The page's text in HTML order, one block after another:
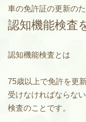
車の免許証の更新の
認知機能検査
認知機能検査とは
75歳以上で免許を更
受けなければならない
検査のことです。